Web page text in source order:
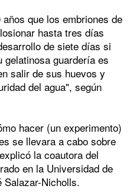
que los embriones de
hasta tres días
de siete días si
gelatinosa guardería es
salir de sus huevos y
del agua", según
hacer (un experimento)
se llevara a cabo sobre
la coautora del
en la Universidad de
Nicholls.